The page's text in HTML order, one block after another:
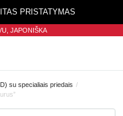
PRISTATYMAS
JAPONIŠKA
su specialiais priedais